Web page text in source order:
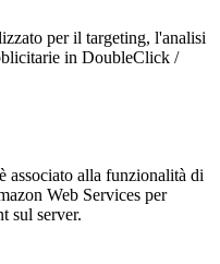
per il targeting, l'analisi
in DoubleClick /
associato alla funzionalità di
Web Services per
sul server.